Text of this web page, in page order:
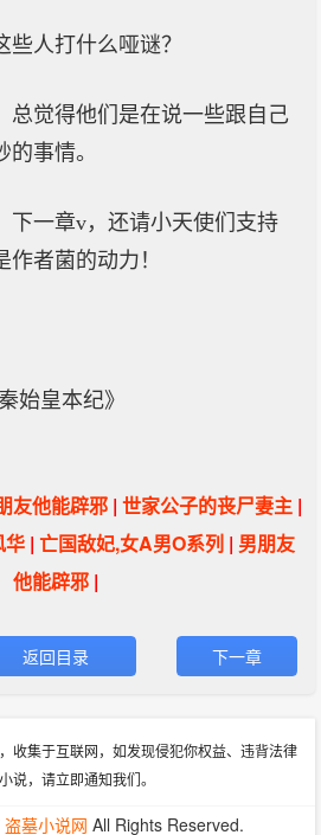
些人打什么哑谜？
总觉得他们是在说一些跟自己
事情。
下一章v，还请小天使们支持
者菌的动力！
始皇本纪》
友他能辟邪 | 世家公子的丧尸妻主 |
华 | 亡国敌妃,女A男O系列 | 男朋友
他能辟邪 |
返回目录 下一章
收集于互联网，如发现侵犯你权益、违背法律
说，请立即通知我们。
盗墓小说网 All Rights Reserved.